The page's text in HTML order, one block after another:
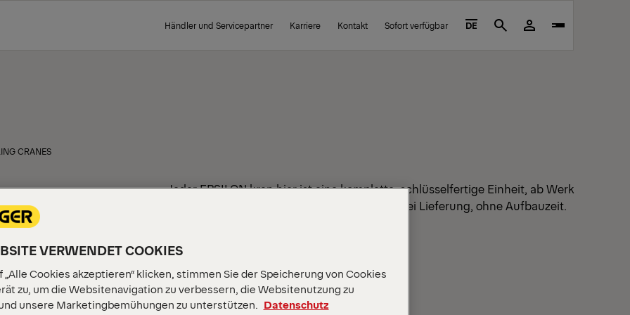
Händler und Servicepartner Karriere Kontakt Sofort verfügbar DE Search
CRANES
,
UND
Jeder EPSILON kran hier ist eine komplette, schlüsselfertige Einheit, ab Werk
abgestimmt und zertifiziert — einsatzbereit bei Lieferung, ohne Aufbauzeit.
VERWENDET COOKIES
„Alle Cookies akzeptieren“ klicken, stimmen Sie der Speicherung von Cookies
zu, um die Websitenavigation zu verbessern, die Websitenutzung zu
unsere Marketingbemühungen zu unterstützen. Datenschutz